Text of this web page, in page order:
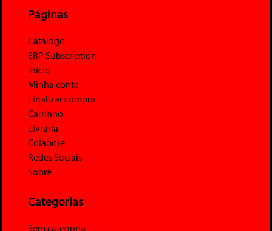
Páginas
Catálogo
ERP Subscription
Início
Minha conta
Finalizar compra
Carrinho
Livraria
Colabore
Redes Sociais
Sobre
Categorias
Sem categoria